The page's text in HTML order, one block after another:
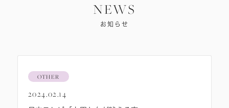
NEWS
お知らせ
OTHER
2024.02.14